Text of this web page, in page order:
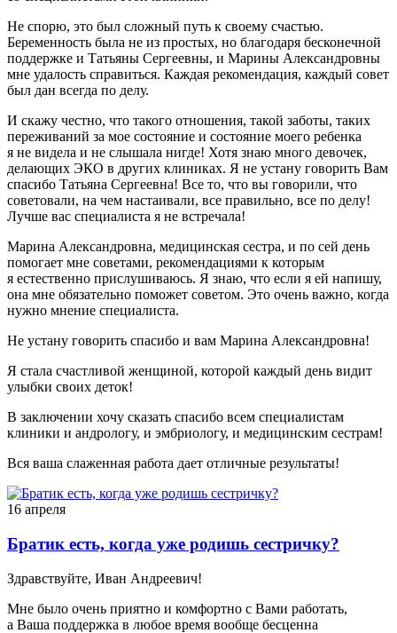
Не спорю, это был сложный путь к своему счастью.
Беременность была не из простых, но благодаря бесконечной
поддержке и Татьяны Сергеевны, и Марины Александровны
мне удалость справиться. Каждая рекомендация, каждый совет
был дан всегда по делу.
И скажу честно, что такого отношения, такой заботы, таких
переживаний за мое состояние и состояние моего ребенка
я не видела и не слышала нигде! Хотя знаю много девочек,
делающих ЭКО в других клиниках. Я не устану говорить Вам
спасибо Татьяна Сергеевна! Все то, что вы говорили, что
советовали, на чем настаивали, все правильно, все по делу!
Лучше вас специалиста я не встречала!
Марина Александровна, медицинская сестра, и по сей день
помогает мне советами, рекомендациями к которым
я естественно прислушиваюсь. Я знаю, что если я ей напишу,
она мне обязательно поможет советом. Это очень важно, когда
нужно мнение специалиста.
Не устану говорить спасибо и вам Марина Александровна!
Я стала счастливой женщиной, которой каждый день видит
улыбки своих деток!
В заключении хочу сказать спасибо всем специалистам
клиники и андрологу, и эмбриологу, и медицинским сестрам!
Вся ваша слаженная работа дает отличные результаты!
16 апреля
Братик есть, когда уже родишь сестричку?
Здравствуйте, Иван Андреевич!
Мне было очень приятно и комфортно с Вами работать,
а Ваша поддержка в любое время вообще бесценна